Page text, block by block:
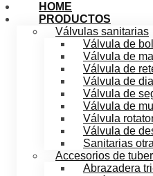
HOME
PRODUCTOS
Válvulas sanitarias
Válvula de
Válvula de
Válvula de
Válvula de
Válvula de
Válvula de
Válvula
Válvula de
Sanitarias
Accesorios de
Abrazadera